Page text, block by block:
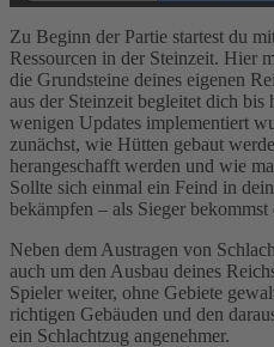
Platform &
Zu Beginn der Partie startest du
Ressourcen in der Steinzeit. Hier
die Grundsteine deines eigenen
aus der Steinzeit begleitet dich
wenigen Updates implementiert
zunächst, wie Hütten gebaut
herangeschafft werden und wie
Sollte sich einmal ein Feind in
bekämpfen – als Sieger
Neben dem Austragen von
auch um den Ausbau deines
Spieler weiter, ohne Gebiete
richtigen Gebäuden und den
ein Schlachtzug angenehmer.